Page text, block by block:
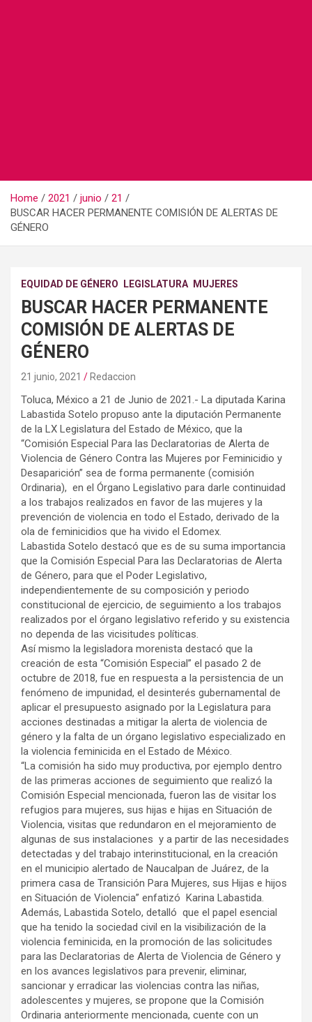
Home 2021 junio
21
BUSCAR HACER PERMANENTE COMISIÓN DE ALERTAS DE
GÉNERO
EQUIDAD DE GÉNERO LEGISLATURA MUJERES
BUSCAR HACER PERMANENTE
COMISIÓN DE ALERTAS DE
GÉNERO
21 junio, 2021 Redaccion
Toluca, México a 21 de Junio de 2021.- La diputada Karina
Labastida Sotelo propuso ante la diputación Permanente
de la LX Legislatura del Estado de México, que la
“Comisión Especial Para las Declaratorias de Alerta de
Violencia de Género Contra las Mujeres por Feminicidio y
Desaparición” sea de forma permanente (comisión
Ordinaria), en el Órgano Legislativo para darle continuidad
a los trabajos realizados en favor de las mujeres y la
prevención de violencia en todo el Estado, derivado de la
ola de feminicidios que ha vivido el Edomex.
Labastida Sotelo destacó que es de su suma importancia
que la Comisión Especial Para las Declaratorias de Alerta
de Género, para que el Poder Legislativo,
independientemente de su composición y periodo
constitucional de ejercicio, de seguimiento a los trabajos
realizados por el órgano legislativo referido y su existencia
no dependa de las vicisitudes políticas.
Así mismo la legisladora morenista destacó que la
creación de esta “Comisión Especial” el pasado 2 de
octubre de 2018, fue en respuesta a la persistencia de un
fenómeno de impunidad, el desinterés gubernamental de
aplicar el presupuesto asignado por la Legislatura para
acciones destinadas a mitigar la alerta de violencia de
género y la falta de un órgano legislativo especializado en
la violencia feminicida en el Estado de México.
“La comisión ha sido muy productiva, por ejemplo dentro
de las primeras acciones de seguimiento que realizó la
Comisión Especial mencionada, fueron las de visitar los
refugios para mujeres, sus hijas e hijas en Situación de
Violencia, visitas que redundaron en el mejoramiento de
algunas de sus instalaciones y a partir de las necesidades
detectadas y del trabajo interinstitucional, en la creación
en el municipio alertado de Naucalpan de Juárez, de la
primera casa de Transición Para Mujeres, sus Hijas e hijos
en Situación de Violencia” enfatizó Karina Labastida.
Además, Labastida Sotelo, detalló que el papel esencial
que ha tenido la sociedad civil en la visibilización de la
violencia feminicida, en la promoción de las solicitudes
para las Declaratorias de Alerta de Violencia de Género y
en los avances legislativos para prevenir, eliminar,
sancionar y erradicar las violencias contra las niñas,
adolescentes y mujeres, se propone que la Comisión
Ordinaria anteriormente mencionada, cuente con un